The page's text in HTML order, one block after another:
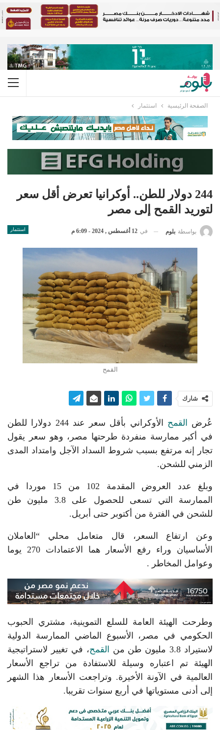
الصفحة الرئيسية استثمار
244 دولار للطن.. أوكرانيا تعرض أقل سعر
لتوريد القمح إلى مصر
استثمار بواسطة بلوم في 12 أغسطس , 2024 - 6:09 م
القمح
شارك
عُرض القمح
الأوكراني بأقل سعر عند 244 دولارا للطن
في أكبر ممارسة منفردة طرحتها مصر، وهو سعر يقول
تجار إنه مرتفع بسبب شروط السداد الآجل وامتداد المدى
الزمني للشحن.
وبلغ عدد العروض المقدمة 102 من 15 موردا في
الممارسة التي تسعى للحصول على 3.8 مليون طن
للشحن في الفترة من أكتوبر حتى أبريل.
وعن ارتفاع السعر، قال متعامل محلي “العاملان
الأساسيان وراء رفع الأسعار هما الاعتمادات 270 يوما
وعوامل المخاطر .
وطرحت الهيئة العامة للسلع التموينية، مشتري الحبوب
الحكومي في مصر، الأسبوع الماضي الممارسة الدولية
لاستيراد 3.8 مليون طن من
القمح، في تغيير لاستراتيجية
الهيئة تم اعتباره وسيلة للاستفادة من تراجع الأسعار
العالمية في الآونة الأخيرة. وتراجعت الأسعار هذا الشهر
إلى أدنى مستوياتها في أربع سنوات تقريبا.